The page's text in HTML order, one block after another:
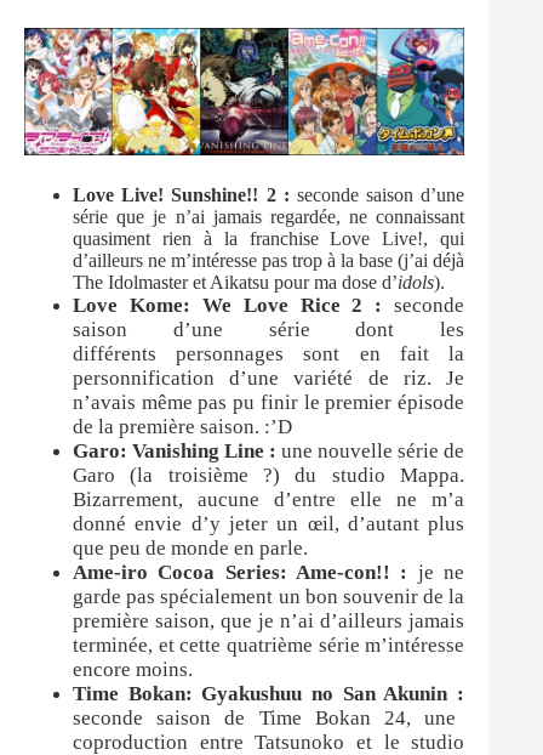
Love Live! Sunshine!! 2 : seconde saison d’une
série que je n’ai jamais regardée, ne connaissant
quasiment rien à la franchise Love Live!, qui
d’ailleurs ne m’intéresse pas trop à la base (j’ai déjà
The Idolmaster et Aikatsu pour ma dose d’idols).
Love Kome: We Love Rice 2 :seconde
saison d’une série dont les
différents personnages sont en fait la
personnification d’une variété de riz. Je
n’avais même pas pu finir le premier épisode
de la première saison. :’D
Garo: Vanishing Line : une nouvelle série de
Garo (la troisième ?) du studio Mappa.
Bizarrement, aucune d’entre elle ne m’a
donné envie d’y jeter un œil, d’autant plus
que peu de monde en parle.
Ame-iro Cocoa Series: Ame-con!! : je ne
garde pas spécialement un bon souvenir de la
première saison, que je n’ai d’ailleurs jamais
terminée, et cette quatrième série m’intéresse
encore moins.
Time Bokan: Gyakushuu no San Akunin :
seconde saison de Time Bokan 24, une
coproduction entre Tatsunoko et le studio